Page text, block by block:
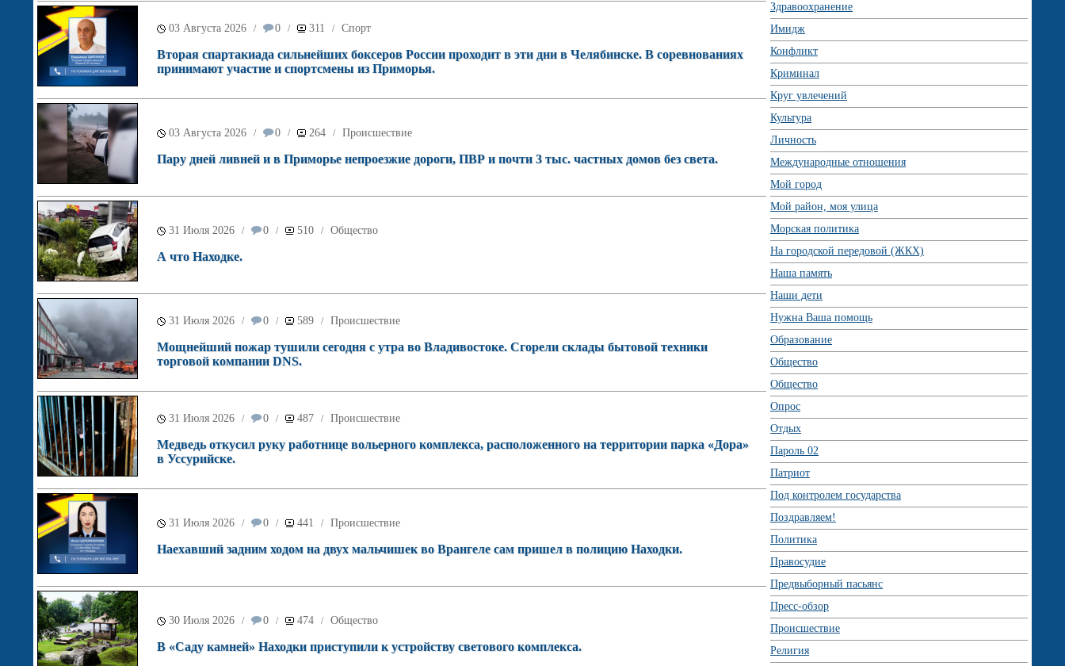
03 Августа 2026 / 0 / 311 / Спорт
Вторая спартакиада сильнейших боксеров России проходит в эти дни в Челябинске. В соревнованиях
принимают участие и спортсмены из Приморья.
03 Августа 2026 / 0 / 264 / Происшествие
Пару дней ливней и в Приморье непроезжие дороги, ПВР и почти 3 тыс. частных домов без света.
31 Июля 2026 / 0 / 510 / Общество
А что Находке.
31 Июля 2026 / 0 / 589 / Происшествие
Мощнейший пожар тушили сегодня с утра во Владивостоке. Сгорели склады бытовой техники
торговой компании DNS.
31 Июля 2026 / 0 / 487 / Происшествие
Медведь откусил руку работнице вольерного комплекса, расположенного на территории парка «Дора»
в Уссурийске.
31 Июля 2026 / 0 / 441 / Происшествие
Наехавший задним ходом на двух мальчишек во Врангеле сам пришел в полицию Находки.
30 Июля 2026 / 0 / 474 / Общество
В «Саду камней» Находки приступили к устройству светового комплекса.
Здравоохранение
Имидж
Конфликт
Криминал
Круг увлечений
Культура
Личность
Международные отношения
Мой город
Мой район, моя улица
Морская политика
На городской передовой (ЖКХ)
Наша память
Наши дети
Нужна Ваша помощь
Образование
Общество
Общество
Опрос
Отдых
Пароль 02
Патриот
Под контролем государства
Поздравляем!
Политика
Правосудие
Предвыборный пасьянс
Пресс-обзор
Происшествие
Религия